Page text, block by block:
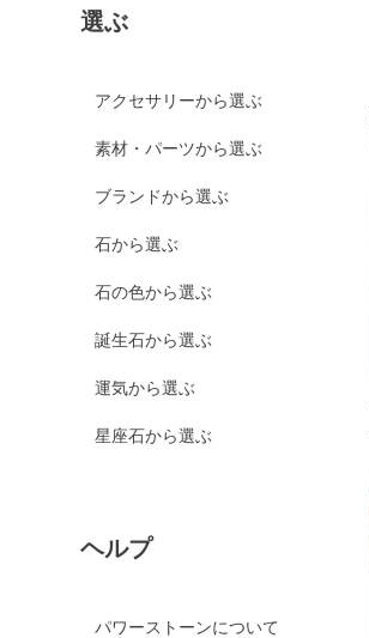
選ぶ
アクセサリーから選ぶ
素材・パーツから選ぶ
ブランドから選ぶ
石から選ぶ
石の色から選ぶ
誕生石から選ぶ
運気から選ぶ
星座石から選ぶ
ヘルプ
パワーストーンについて